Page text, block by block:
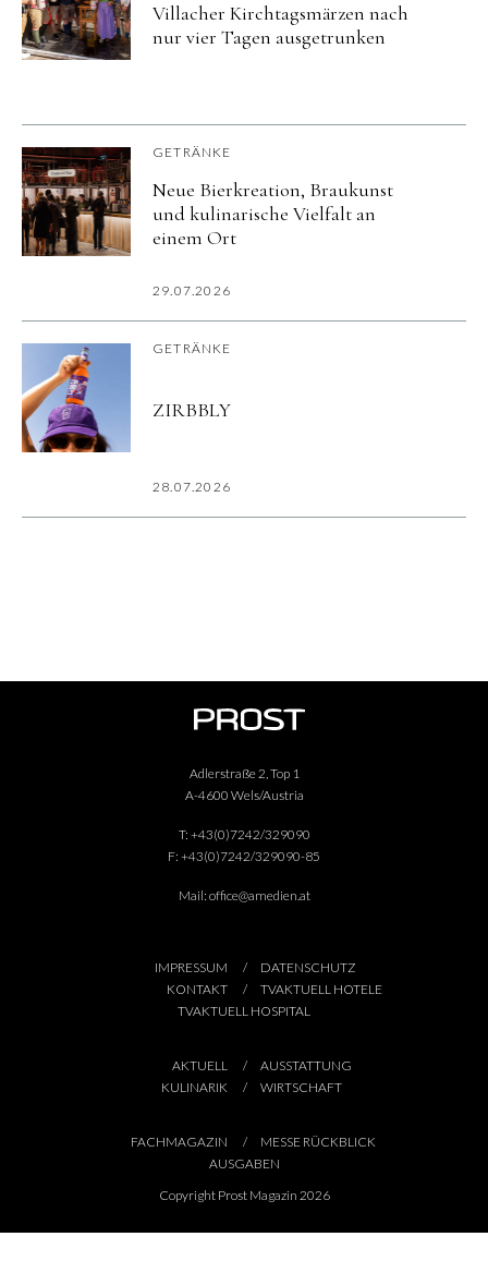
Villacher Kirchtagsmärzen nach
nur vier Tagen ausgetrunken
GETRÄNKE
Neue Bierkreation, Braukunst
und kulinarische Vielfalt an
einem Ort
29.07.2026
GETRÄNKE
ZIRBBLY
28.07.2026
Adlerstraße 2, Top 1
A-4600 Wels/Austria
T: +43(0)7242/329090
F: +43(0)7242/329090-85
Mail: office@amedien.at
IMPRESSUM
DATENSCHUTZ
KONTAKT
TVAKTUELL HOTELE
TVAKTUELL HOSPITAL
AKTUELL
AUSSTATTUNG
KULINARIK
WIRTSCHAFT
FACHMAGAZIN
MESSE RÜCKBLICK
AUSGABEN
Copyright Prost Magazin 2026